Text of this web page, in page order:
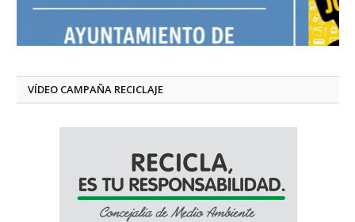
VÍDEO CAMPAÑA RECICLAJE